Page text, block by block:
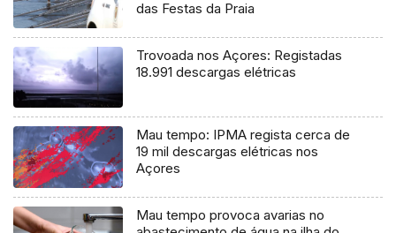
das Festas da Praia
Trovoada nos Açores: Registadas
18.991 descargas elétricas
Mau tempo: IPMA regista cerca de
19 mil descargas elétricas nos
Açores
Mau tempo provoca avarias no